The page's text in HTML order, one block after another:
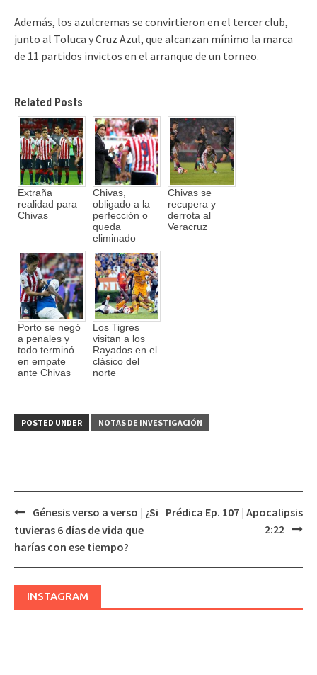
Además, los azulcremas se convirtieron en el tercer club,
junto al Toluca y Cruz Azul, que alcanzan mínimo la marca
de 11 partidos invictos en el arranque de un torneo.
Related Posts
Extraña
realidad para
Chivas
Chivas,
obligado a la
perfección o
queda
eliminado
Chivas se
recupera y
derrota al
Veracruz
Porto se negó
a penales y
todo terminó
en empate
ante Chivas
Los Tigres
visitan a los
Rayados en el
clásico del
norte
POSTED UNDER NOTAS DE INVESTIGACIÓN
Post
navigation
Génesis verso a verso | ¿Si
tuvieras 6 días de vida que
harías con ese tiempo?
Prédica Ep. 107 | Apocalipsis
2:22
INSTAGRAM